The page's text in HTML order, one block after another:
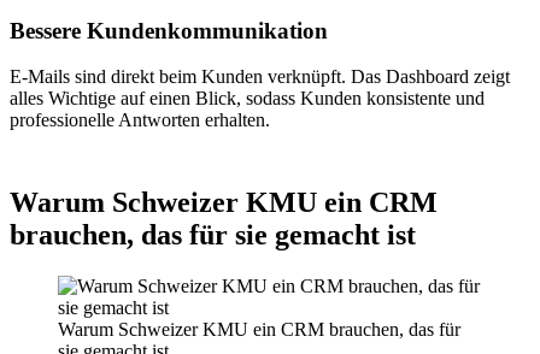
Bessere Kundenkommunikation
E-Mails sind direkt beim Kunden verknüpft. Das Dashboard zeigt
alles Wichtige auf einen Blick, sodass Kunden konsistente und
professionelle Antworten erhalten.
Warum Schweizer KMU ein CRM
brauchen, das für sie gemacht ist
Warum Schweizer KMU ein CRM brauchen, das für